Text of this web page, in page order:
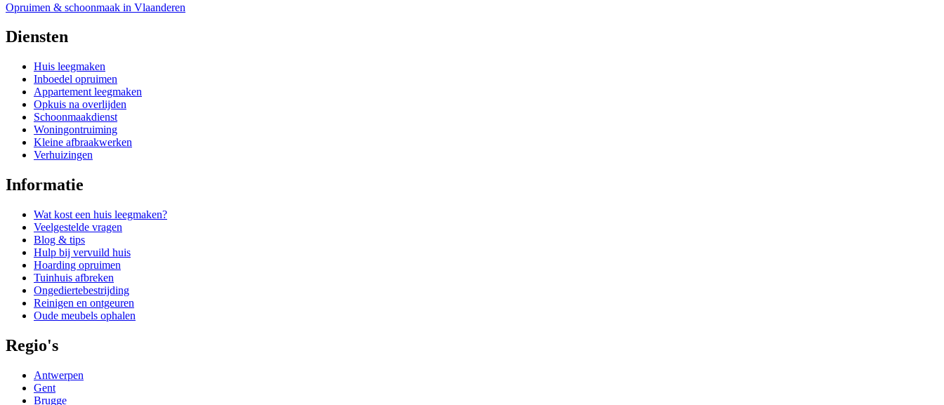
Opruimen & schoonmaak in Vlaanderen
Diensten
Huis leegmaken
Inboedel opruimen
Appartement leegmaken
Opkuis na overlijden
Schoonmaakdienst
Woningontruiming
Kleine afbraakwerken
Verhuizingen
Informatie
Wat kost een huis leegmaken?
Veelgestelde vragen
Blog & tips
Hulp bij vervuild huis
Hoarding opruimen
Tuinhuis afbreken
Ongediertebestrijding
Reinigen en ontgeuren
Oude meubels ophalen
Regio's
Antwerpen
Gent
Brugge